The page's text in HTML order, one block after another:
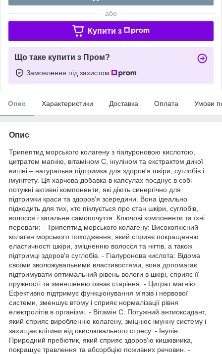
або
Купити з
Що таке купити з Пром?
Замовлення під захистом
Опис Характеристики Доставка Оплата Умови
Опис
Трипептид морського колагену з гіалуроновою кислотою,
цитратом магнію, вітаміном С, інуліном та екстрактом дикої
вишні – натуральна підтримка для здоров'я шкіри, суглобів і
імунітету. Ця харчова добавка в капсулах поєднує в собі
потужні активні компоненти, які діють синергічно для
підтримки краси та здоров'я зсередини. Вона ідеально
підходить для тих, хто піклується про стан шкіри, суглобів,
волосся і загальне самопочуття. Ключові компоненти та їхні
переваги: - Трипептид морського колагену: Високоякісний
колаген морського походження, який сприяє покращенню
еластичності шкіри, зміцненню волосся та нігтів, а також
підтримці здоров'я суглобів. - Гіалуронова кислота: Відома
своїми зволожувальними властивостями, вона допомагає
підтримувати оптимальний рівень вологи в шкірі, сприяє її
пружності та зменшенню ознак старіння. - Цитрат магнію:
Ефективно підтримує функціонування м'язів і нервової
системи, зменшує втому і сприяє нормалізації рівня
електролітів в організмі. - Вітамін С: Потужний антиоксидант,
який сприяє виробленню колагену, зміцнює імунну систему і
захищає клітини від окислювального стресу. - Інулін:
Природний пребіотик, який сприяє здоров'ю кишківника,
покращує травлення та абсорбцію поживних речовин. -